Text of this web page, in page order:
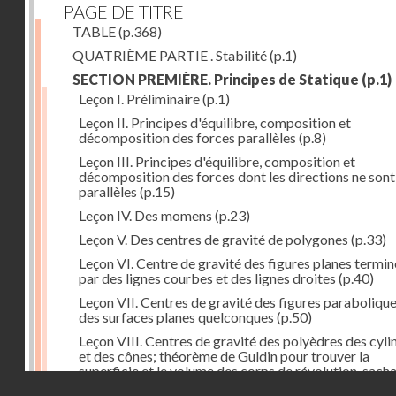
PAGE DE TITRE
TABLE(p.368)
QUATRIÈME PARTIE . Stabilité(p.1)
SECTION PREMIÈRE. Principes de Statique (p.1)
Leçon I. Préliminaire(p.1)
Leçon II. Principes d'équilibre, composition et
décomposition des forces parallèles (p.8)
Leçon III. Principes d'équilibre, composition et
décomposition des forces dont les directions ne
parallèles (p.15)
Leçon IV. Des momens (p.23)
Leçon V. Des centres de gravité de polygones (p.33)
Leçon VI. Centre de gravité des figures planes
par des lignes courbes et des lignes droites (p.40)
Leçon VII. Centres de gravité des figures
des surfaces planes quelconques (p.50)
Leçon VIII. Centres de gravité des polyèdres des
et des cônes; théorème de Guldin pour trouver la
superficie et le volume des corps de révolution,